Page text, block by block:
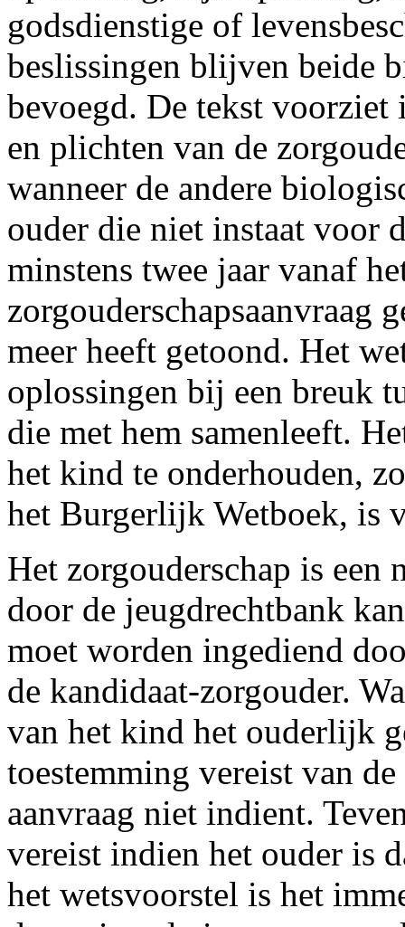
godsdienstige of
beslissingen blijven beide
bevoegd. De tekst voorziet
en plichten van de
wanneer de andere
ouder die niet instaat voor
minstens twee jaar vanaf
zorgouderschapsaanvraag
meer heeft getoond. Het
oplossingen bij een breuk
die met hem samenleeft.
het kind te onderhouden,
het Burgerlijk Wetboek, is
Het zorgouderschap is een
door de jeugdrechtbank
moet worden ingediend
de kandidaat-zorgouder.
van het kind het ouderlijk
toestemming vereist van
aanvraag niet indient.
vereist indien het ouder is
het wetsvoorstel is het